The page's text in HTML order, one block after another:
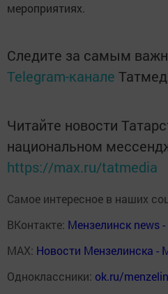
мероприятиях.
Следите за самым
Telegram-канале
Читайте новости
национальном
https://max.ru/tatmedia
Самое интересное в наших
ВКонтакте: Мензелинск news
MAX: Новости Мензелинска -
Одноклассники: ok.ru/